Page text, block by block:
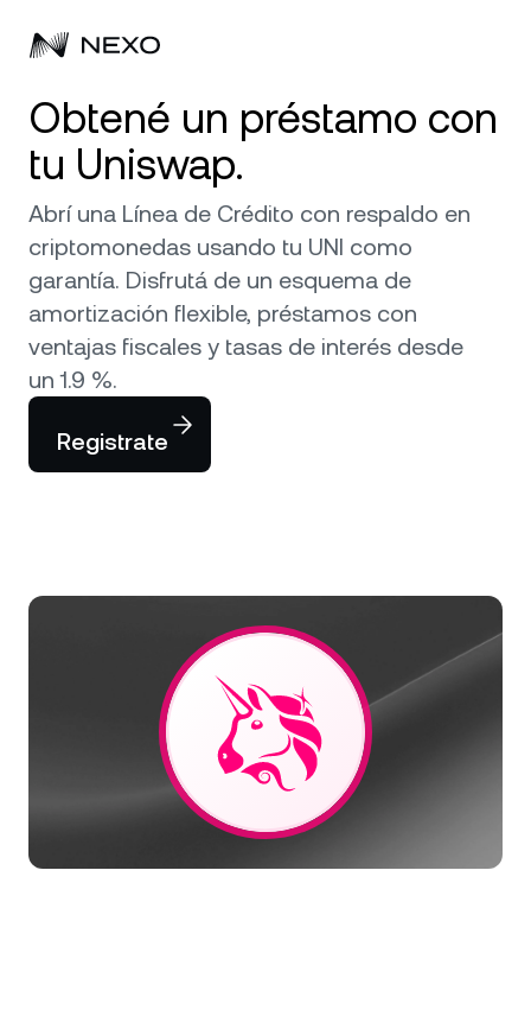
Personal
Comprá activos
Rendimiento Flexible
Fixed-term Savings
Nexo Card
Zero-interest Credit
Dual Investment
Clientes privados
Programa de fidelización
Negocios
Cuentas corporativas
Prime Brokerage
White Label
Payment Gateway
Mercados
El mercado subió 0,67 % en las últimas 24 horas
Bitcoin BTC
Ethereum ETH
Tether USDT
USDC
DOT
Solana SOL
Empresa
Acerca de
Seguridad
Localización
Obtené un préstamo con
tu Uniswap.
Abrí una Línea de Crédito con respaldo en
criptomonedas usando tu UNI como
garantía. Disfrutá de un esquema de
amortización flexible, préstamos con
ventajas fiscales y tasas de interés desde
un 1.9 %.
Registrate